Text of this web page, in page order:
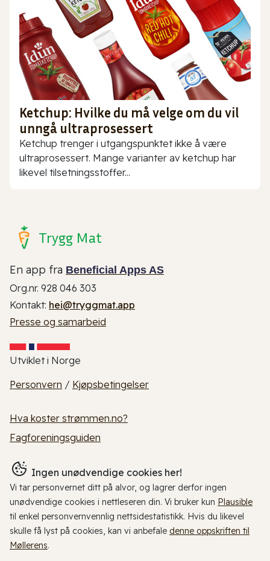
Ketchup: Hvilke du må velge om du vil
unngå ultraprosessert
Ketchup trenger i utgangspunktet ikke å være
ultraprosessert. Mange varianter av ketchup har
likevel tilsetningsstoffer...
Trygg Mat
En app fra Beneficial Apps AS
Org.nr. 928 046 303
Kontakt: hei@tryggmat.app
Presse og samarbeid
Utviklet i Norge
Personvern / Kjøpsbetingelser
Hva koster strømmen.no?
Fagforeningsguiden
Ingen unødvendige cookies her!
Vi tar personvernet ditt på alvor, og lagrer derfor ingen
unødvendige cookies i nettleseren din. Vi bruker kun Plausible
til enkel personvernvennlig nettsidestatistikk. Hvis du likevel
skulle få lyst på cookies, kan vi anbefale denne oppskriften til
Møllerens.